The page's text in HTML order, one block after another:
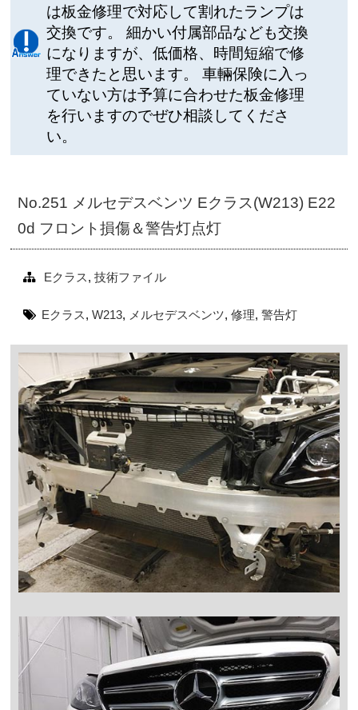
は板金修理で対応して割れたランプは
交換です。 細かい付属部品なども交換
になりますが、低価格、時間短縮で修
理できたと思います。 車輛保険に入っ
ていない方は予算に合わせた板金修理
を行いますのでぜひ相談してくださ
い。
No.251 メルセデスベンツ Eクラス(W213) E22
0d フロント損傷＆警告灯点灯
Eクラス,技術ファイル
Eクラス,W213, メルセデスベンツ,修理,警告灯